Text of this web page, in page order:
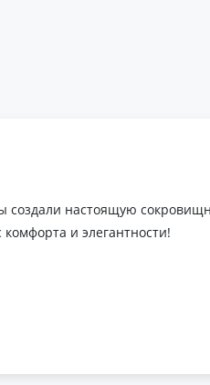
настоящую
и элегантности!